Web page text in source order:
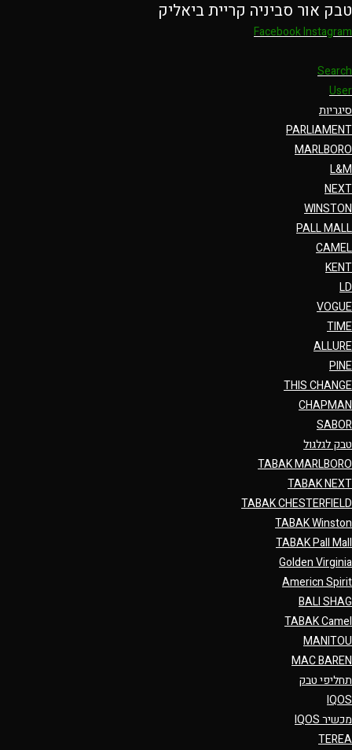
Skip
to
טבק אור סביניה קריית ביאליק
FacebookInstagram
Search
User
סיגריות
PARLIAMENT
MARLBORO
L&M
NEXT
WINSTON
PALL MALL
CAMEL
KENT
LD
VOGUE
TIME
ALLURE
PINE
THIS CHANGE
CHAPMAN
SABOR
טבק לגלגול
TABAK MARLBORO
TABAK NEXT
TABAK CHESTERFIELD
TABAK Winston
TABAK Pall Mall
Golden Virginia
Americn Spirit
BALI SHAG
TABAK Camel
MANITOU
MAC BAREN
תחליפי טבק
IQOS
מכשיר IQOS
TEREA